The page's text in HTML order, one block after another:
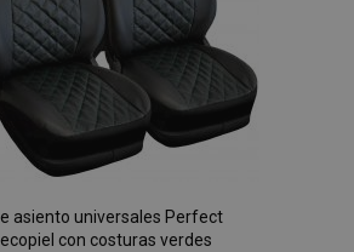
asiento universales Perfect
ecopiel con costuras verdes